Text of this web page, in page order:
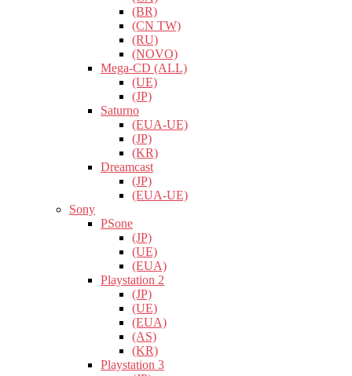
(BR)
(CN TW)
(RU)
(NOVO)
Mega-CD (ALL)
(UE)
(JP)
Saturno
(EUA-UE)
(JP)
(KR)
Dreamcast
(JP)
(EUA-UE)
Sony
PSone
(JP)
(UE)
(EUA)
Playstation 2
(JP)
(UE)
(EUA)
(AS)
(KR)
Playstation 3